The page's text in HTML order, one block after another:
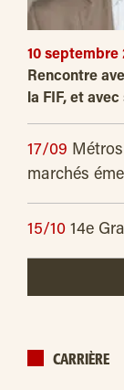
10 septembre
Rencontre
la FIF, et
17/09
marchés
15/10 14e
CARRIÈRE